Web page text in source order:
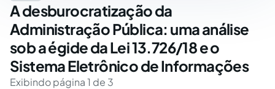
A desburocratização da
Administração Pública: uma análise
sob a égide da Lei 13.726/18 e o
Sistema Eletrônico de Informações
Exibindo página 1 de 3